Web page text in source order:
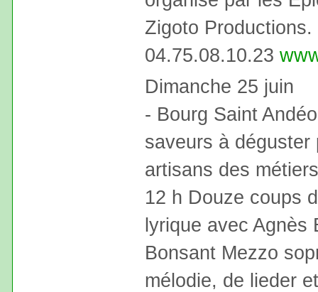
Zigoto
04.75.08.10.23
Dimanche 25 juin
- Bourg Saint
saveurs à
artisans des
12 h Douze coups
lyrique avec Agnès
Bonsant Mezzo
mélodie, de lieder